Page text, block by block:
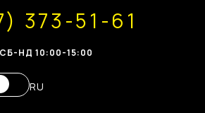
373-51-61
CБ-НД 10:00-15:00
RU